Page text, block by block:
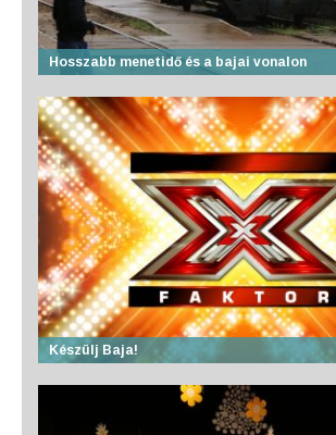
Hosszabb menetidő és a bajai vonalon
Készülj Baja!